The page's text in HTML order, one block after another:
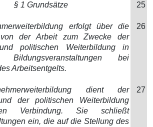
§ 1 Grundsätze 25
erfolgt über die
der Arbeit zum Zwecke der
politischen Weiterbildung in
Bildungsveranstaltungen bei
Arbeitsentgelts.
26
dient der
der politischen Weiterbildung
Verbindung. Sie schließt
ein, die auf die Stellung des
27